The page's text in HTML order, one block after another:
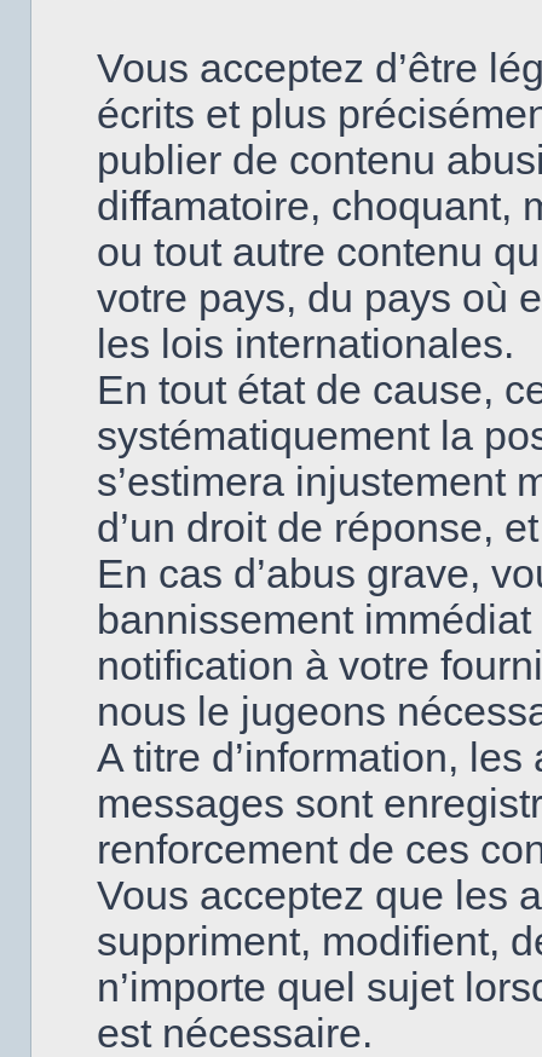
Vous acceptez d’être
écrits et plus
publier de contenu
diffamatoire, choquant,
ou tout autre contenu
votre pays, du pays où
les lois internationales.
En tout état de cause,
systématiquement la
s’estimera injustement
d’un droit de réponse,
En cas d’abus grave,
bannissement
notification à votre
nous le jugeons
A titre d’information,
messages sont
renforcement de ces
Vous acceptez que les
suppriment, modifient,
n’importe quel sujet
est nécessaire.